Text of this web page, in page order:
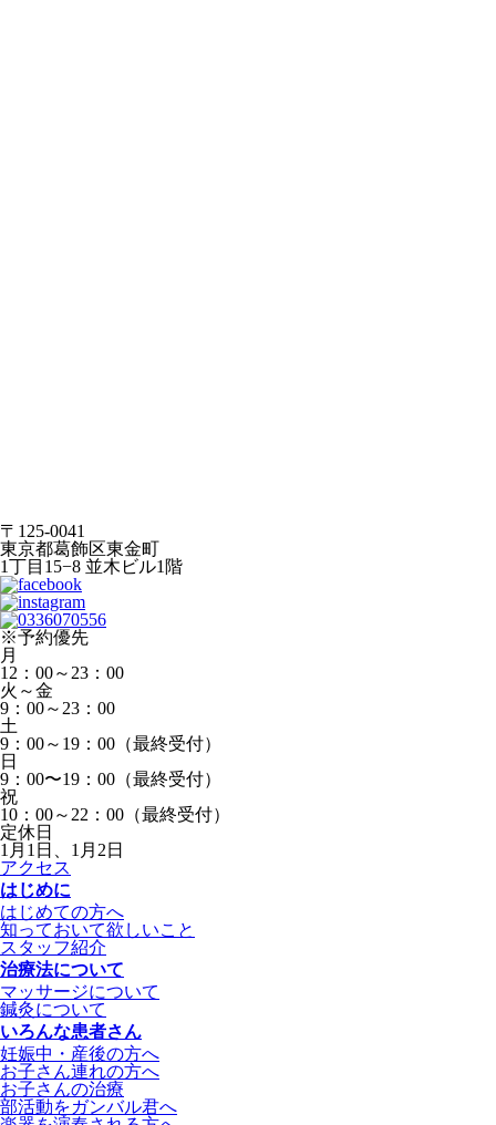
〒125-0041
東京都葛飾区東金町
1丁目15−8 並木ビル1階
※予約優先
月
12：00～23：00
火～金
9：00～23：00
土
9：00～19：00（最終受付）
日
9：00〜19：00（最終受付）
祝
10：00～22：00（最終受付）
定休日
1月1日、1月2日
アクセス
はじめに
はじめての方へ
知っておいて欲しいこと
スタッフ紹介
治療法について
マッサージについて
鍼灸について
いろんな患者さん
妊娠中・産後の方へ
お子さん連れの方へ
お子さんの治療
部活動をガンバル君へ